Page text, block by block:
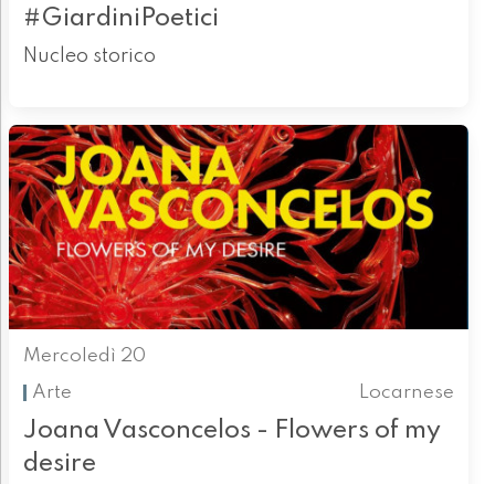
#GiardiniPoetici
Nucleo storico
Mercoledì 20
Arte
Locarnese
Joana Vasconcelos - Flowers of my
desire